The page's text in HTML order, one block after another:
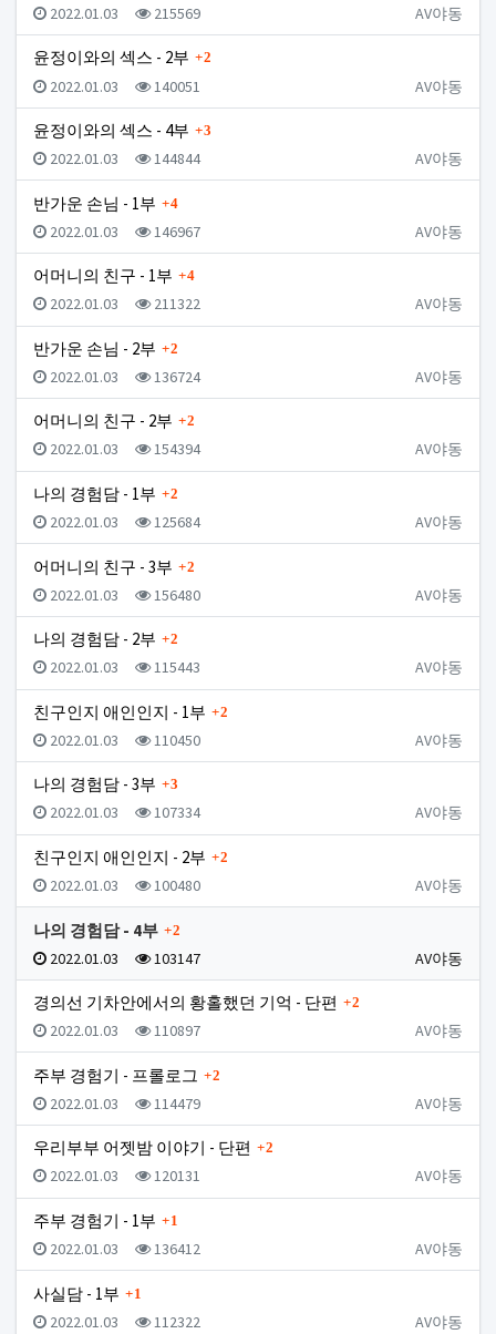
등록자
AV야동
등록일
2022.01.03 조회
215569
윤정이와의 섹스 - 2부 댓글
2
등록자
AV야동
등록일
2022.01.03 조회
140051
윤정이와의 섹스 - 4부 댓글
3
등록자
AV야동
등록일
2022.01.03 조회
144844
반가운 손님 - 1부 댓글
4
등록자
AV야동
등록일
2022.01.03 조회
146967
어머니의 친구 - 1부 댓글
4
등록자
AV야동
등록일
2022.01.03 조회
211322
반가운 손님 - 2부 댓글
2
등록자
AV야동
등록일
2022.01.03 조회
136724
어머니의 친구 - 2부 댓글
2
등록자
AV야동
등록일
2022.01.03 조회
154394
나의 경험담 - 1부 댓글
2
등록자
AV야동
등록일
2022.01.03 조회
125684
어머니의 친구 - 3부 댓글
2
등록자
AV야동
등록일
2022.01.03 조회
156480
나의 경험담 - 2부 댓글
2
등록자
AV야동
등록일
2022.01.03 조회
115443
친구인지 애인인지 - 1부 댓글
2
등록자
AV야동
등록일
2022.01.03 조회
110450
나의 경험담 - 3부 댓글
3
등록자
AV야동
등록일
2022.01.03 조회
107334
친구인지 애인인지 - 2부 댓글
2
등록자
AV야동
등록일
2022.01.03 조회
100480
나의 경험담 - 4부 댓글
2
등록자
AV야동
등록일
2022.01.03 조회
103147
경의선 기차안에서의 황홀했던 기억 - 단편 댓글
2
등록자
AV야동
등록일
2022.01.03 조회
110897
주부 경험기 - 프롤로그 댓글
2
등록자
AV야동
등록일
2022.01.03 조회
114479
우리부부 어젯밤 이야기 - 단편 댓글
2
등록자
AV야동
등록일
2022.01.03 조회
120131
주부 경험기 - 1부 댓글
1
등록자
AV야동
등록일
2022.01.03 조회
136412
사실담 - 1부 댓글
1
등록자
AV야동
등록일
2022.01.03 조회
112322